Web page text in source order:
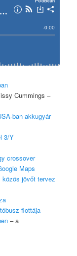
Cummings –
ban akkugyár
3/Y
crossover
Maps
jövőt tervez
flottája
– a